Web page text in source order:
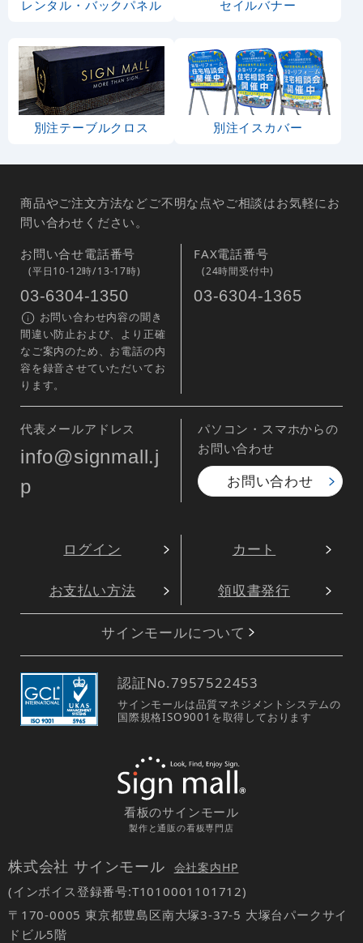
レンタル・バックパネル セイルバナー
別注テーブルクロス 別注イスカバー
商品やご注文方法などご不明な点やご相談はお気軽にお
問い合わせください。
お問い合せ電話番号
(平日10-12時/13-17時)
03-6304-1350
お問い合わせ内容の聞き
間違い防止および、より正確
なご案内のため、お電話の内
容を録音させていただいてお
ります。
FAX電話番号
(24時間受付中)
03-6304-1365
代表メールアドレス
info@signmall.j
p
パソコン・スマホからの
お問い合わせ
お問い合わせ
ログイン カート
お支払い方法 領収書発行
サインモールについて
認証No.7957522453
サインモールは品質マネジメントシステムの
国際規格ISO9001を取得しております
看板のサインモール
製作と通販の看板専門店
株式会社 サインモール 会社案内HP
(インボイス登録番号:T1010001101712)
〒170-0005 東京都豊島区南大塚3-37-5 大塚台パークサイ
ドビル5階